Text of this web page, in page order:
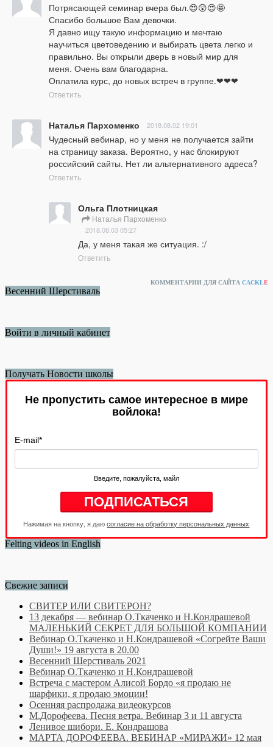
Потрясающей семинар вчера был.😍😲😍🤩
Спасибо большое Вам девочки.
Я давно ищу такую информацию и мечтаю
научиться цветоведению и выбирать цвета легко и
правильно. Вы открыли дверь в новый мир для
меня. Очень вам благодарна.
Оплатила курс, до новых встреч в группе.❤❤❤
Ответить
Наталья Пархоменко 2018.08.02 19:01
Чудесный вебинар, но у меня не получается зайти
на страницу заказа. Вероятно, у нас блокируют
российский сайты. Нет ли альтернативного адреса?
Ответить
Ольга Плотницкая
Наталья Пархоменко
2018.08.03 05:27
Да, у меня такая же ситуация. :/
Ответить
КОММЕНТАРИИ ДЛЯ САЙТА CACKLE
Весенний Шерстиваль
Войти в личный кабинет
Получать Новости школы
Не пропустить самое интересное в мире
войлока!
E-mail*
Введите, пожалуйста, майл
Нажимая на кнопку, я даюсогласие на обработку персональных данных
Felting videos in English
Свежие записи
СВИТЕР ИЛИ СВИТЕРОН?
13 декабря — вебинар О.Ткаченко и Н.Кондрашевой
МАЛЕНЬКИЙ СЕКРЕТ ДЛЯ БОЛЬШОЙ КОМПАНИИ
Вебинар О.Ткаченко и Н.Кондрашевой «Согрейте Ваши
Души!» 19 августа в 20.00
Весенний Шерстиваль 2021
Вебинар О.Ткаченко и Н.Кондрашевой
Встреча с мастером Алисой Бордо «я продаю не
шарфики, я продаю эмоции!
Осенняя распродажа видеокурсов
М.Дорофеева. Песня ветра. Вебинар 3 и 11 августа
Ленивое шибори. Е. Кондрашова
МАРТА ДОРОФЕЕВА. ВЕБИНАР «МИРАЖИ» 12 мая